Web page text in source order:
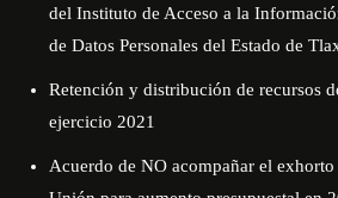
del Instituto de Acceso a la
de Datos Personales del Estado de
Retención y distribución de recursos
ejercicio 2021
Acuerdo de NO acompañar el